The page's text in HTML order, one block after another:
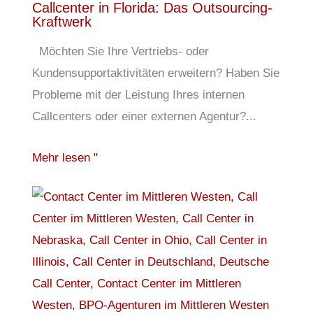
Callcenter in Florida: Das Outsourcing-
Kraftwerk
Möchten Sie Ihre Vertriebs- oder
Kundensupportaktivitäten erweitern? Haben Sie
Probleme mit der Leistung Ihres internen
Callcenters oder einer externen Agentur?...
Mehr lesen "